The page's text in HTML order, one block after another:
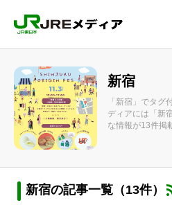
新宿
「新宿」でタグ
ディアには「新
な情報が13件掲
新宿の記事一覧（13件）